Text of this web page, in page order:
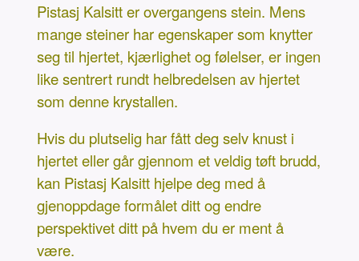
Pistasj Kalsitt er overgangens stein. Mens
mange steiner har egenskaper som knytter
seg til hjertet, kjærlighet og følelser, er ingen
like sentrert rundt helbredelsen av hjertet
som denne krystallen.
Hvis du plutselig har fått deg selv knust i
hjertet eller går gjennom et veldig tøft brudd,
kan Pistasj Kalsitt hjelpe deg med å
gjenoppdage formålet ditt og endre
perspektivet ditt på hvem du er ment å
være.